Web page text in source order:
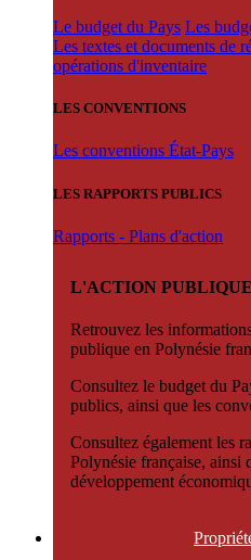
Le budget du Pays Les
Les textes et documents de
opérations d'inventaire
LES CONVENTIONS
Les conventions État-Pays
LES RAPPORTS PUBLICS
Rapports - Plans d'action
L'ACTION PUBLIQUE
Retrouvez les
publique en Polynésie
Consultez le budget du
publics, ainsi que les
Consultez également les
Polynésie française, ainsi
développement